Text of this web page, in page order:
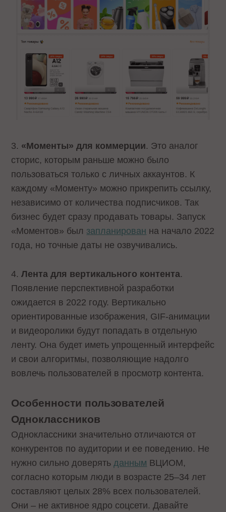
3. «Моменты» для коммерции. Это аналог
сторис, которым раньше можно было
пользоваться только с личных аккаунтов. К
каждому «Моменту» можно прикрепить ссылку,
независимо от количества подписчиков. Так
бизнес будет сразу продавать товары. Запуск
«Моментов» был запланирован на начало 2022
года, но точные даты не озвучивались.
4.Лента для вертикального контента.
Появление перспективной разработки
ожидается в 2022 году. Вертикально
ориентированные изображения, GIF-анимации
и видеоролики будут попадать в отдельную
ленту. Она будет иметь упрощенный интерфейс
и свои алгоритмы, позволяющие надолго
вовлечь пользователей в просмотр контента.
Особенности пользователей
Одноклассников
Одноклассники значительно отличаются от
конкурентов по аудитории и ее поведению. Не
нужно сильно доверять данным ВЦИОМ,
согласно которым люди в возрасте 25–34 лет
составляют целых 28% всех пользователей.
Они – не активное ядро соцсети. Давайте